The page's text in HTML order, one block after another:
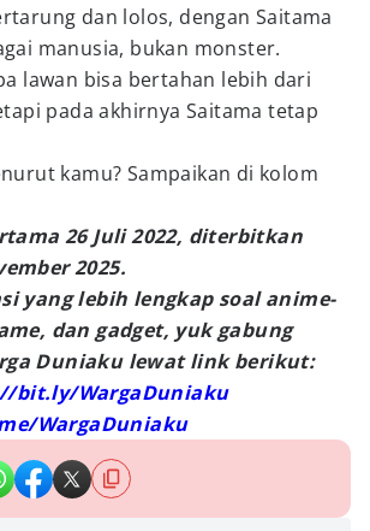
dan lolos, dengan Saitama
manusia, bukan monster.
lawan bisa bertahan lebih dari
pada akhirnya Saitama tetap
kamu? Sampaikan di kolom
26 Juli 2022, diterbitkan
2025.
yang lebih lengkap soal anime-
dan gadget, yuk gabung
Duniaku lewat link berikut:
bit.ly/WargaDuniaku
WargaDuniaku